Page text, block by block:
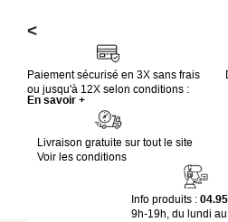
<
Paiement sécurisé en 3X sans frais
ou jusqu'à 12X selon conditions :
En savoir +
Livraison gratuite sur tout le site
Voir les conditions
Info produits :
9h-19h, du lundi